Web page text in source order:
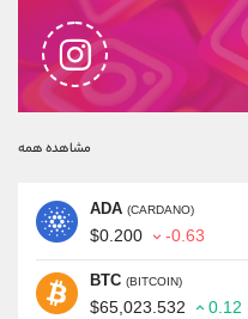
مشاهده همه
ADA (CARDANO)
$0.200 -0.63
BTC (BITCOIN)
$65,023.532 0.12